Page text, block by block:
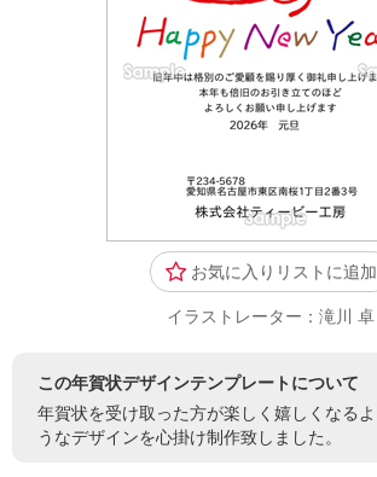
お気に入りリストに追加
イラストレーター：滝川 卓
この年賀状デザインテンプレートについて
年賀状を受け取った方が楽しく嬉しくなるよ
うなデザインを心掛け制作致しました。